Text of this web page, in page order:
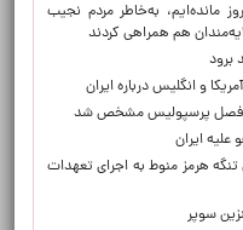
مانده‌ایم، به‌خاطر مردم نجیب
هم همراهی کردند
برود
و انگلیس درباره ایران
فصل پرسپولیس مشخص شد
علیه ایران
تنگه هرمز منوط به اجرای تعهدات
سوپر